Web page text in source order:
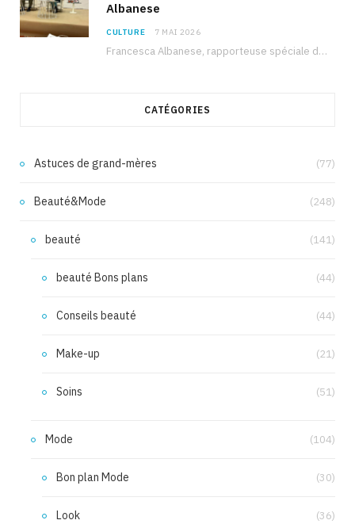
Albanese
CULTURE 7 MAI 2026
Francesca Albanese, rapporteuse spéciale de l’ONU sur les territoires palestiniens occupés, était à Tunis pour…
CATÉGORIES
Astuces de grand-mères (77)
Beauté&Mode (248)
beauté (141)
beauté Bons plans (44)
Conseils beauté (44)
Make-up (21)
Soins (51)
Mode (104)
Bon plan Mode (30)
Look (36)